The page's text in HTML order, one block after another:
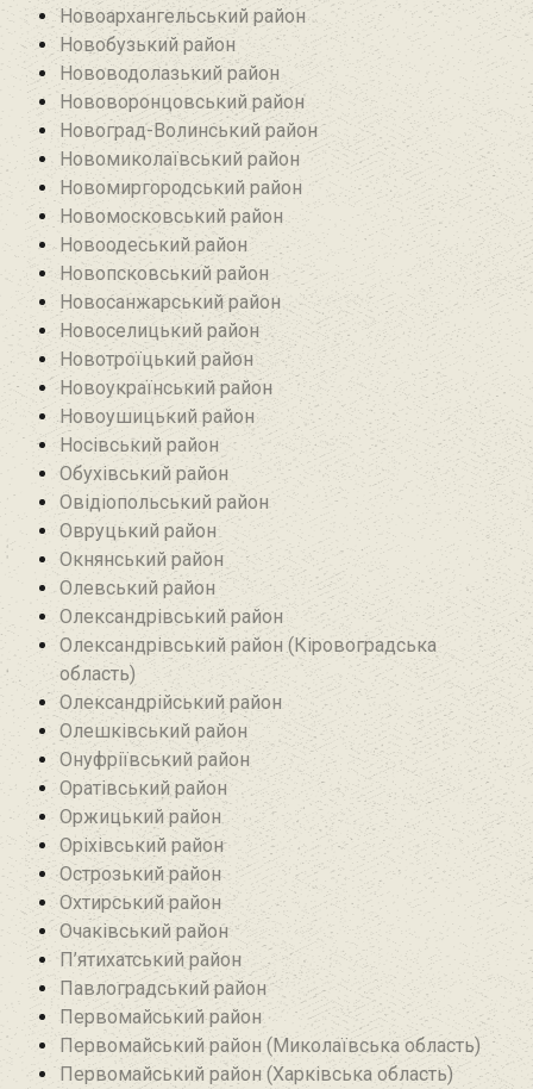
Новоархангельський район
Новобузький район‎
Нововодолазький район
Нововоронцовський район‎
Новоград-Волинський район
Новомиколаївський район‎
Новомиргородський район
Новомосковський район
Новоодеський район‎
Новопсковський район‎
Новосанжарський район
Новоселицький район
Новотроїцький район
Новоукраїнський район
Новоушицький район
Носівський район
Обухівський район
Овідіопольський район‎
Овруцький район‎
Окнянський район
Олевський район‎
Олександрівський район
Олександрівський район (Кіровоградська
область)
Олександрійський район
Олешківський район
Онуфріївський район‎
Оратівський район
Оржицький район
Оріхівський район
Острозький район
Охтирський район
Очаківський район
П’ятихатський район
Павлоградський район
Первомайський район
Первомайський район (Миколаївська область)
Первомайський район (Харківська область)